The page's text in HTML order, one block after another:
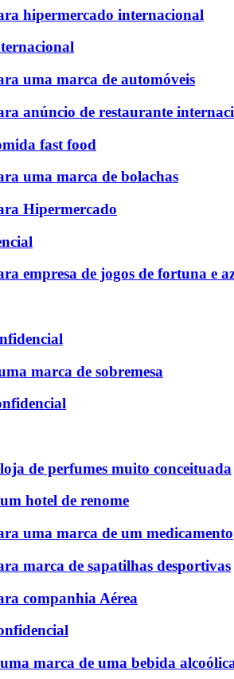
hipermercado internacional
uma marca de automóveis
anúncio de restaurante
fast food
uma marca de bolachas
Hipermercado
empresa de jogos de fortuna e
marca de sobremesa
de perfumes muito conceituada
hotel de renome
uma marca de um medicamento
marca de sapatilhas desportivas
companhia Aérea
marca de uma bebida